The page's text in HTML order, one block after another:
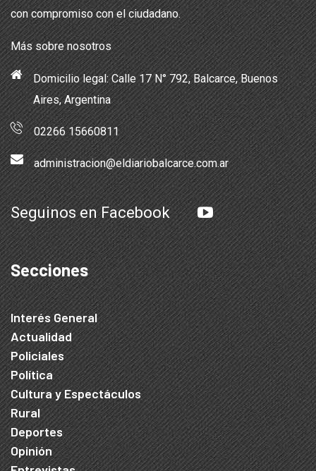
con compromiso con el ciudadano.
Más sobre nosotros
Domicilio legal: Calle 17 N° 792, Balcarce, Buenos
Aires, Argentina
02266 15660811
administracion@eldiariobalcarce.com.ar
Seguinos en Facebook
Secciones
Interés General
Actualidad
Policiales
Política
Cultura y Espectáculos
Rural
Deportes
Opinión